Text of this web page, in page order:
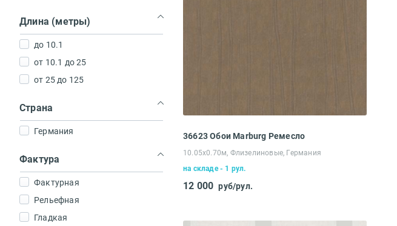
Кофейный
Графит
Длина (метры)
до 10.1
от 10.1 до 25
от 25 до 125
Страна
Германия
Фактура
Фактурная
Рельефная
Гладкая
36623 Обои Marburg Ремесло
10.05х0.70м, Флизелиновые, Германия
на складе - 1 рул.
12 000 руб/рул.